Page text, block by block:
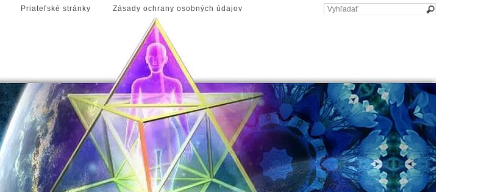
Priateľské stránky Zásady ochrany osobných údajov